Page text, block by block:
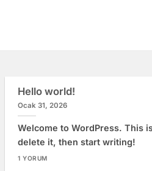
Hello world!
Ocak 31, 2026
Welcome to WordPress. This
delete it, then start writing!
1 YORUM